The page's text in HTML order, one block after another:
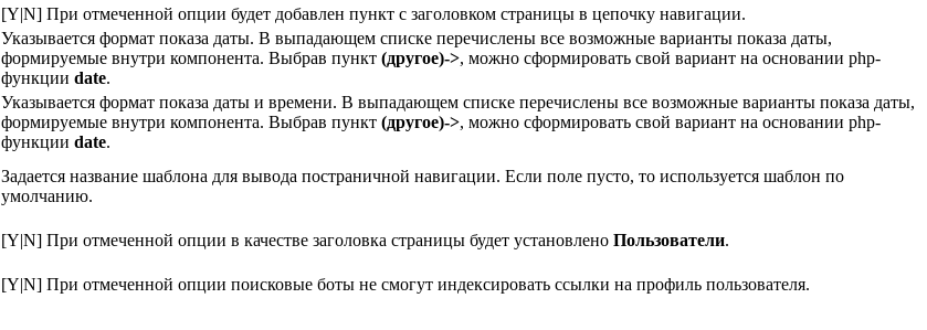
[Y|N] При отмеченной опции будет добавлен пункт с заголовком страницы в цепочку навигации.
Указывается формат показа даты. В выпадающем списке перечислены все возможные варианты показа даты,
формируемые внутри компонента. Выбрав пункт (другое)->, можно сформировать свой вариант на основании php-
функции date.
Указывается формат показа даты и времени. В выпадающем списке перечислены все возможные варианты показа даты,
формируемые внутри компонента. Выбрав пункт (другое)->, можно сформировать свой вариант на основании php-
функции date.
Задается название шаблона для вывода постраничной навигации. Если поле пусто, то используется шаблон по
умолчанию.
[Y|N] При отмеченной опции в качестве заголовка страницы будет установлено Пользователи.
[Y|N] При отмеченной опции поисковые боты не смогут индексировать ссылки на профиль пользователя.